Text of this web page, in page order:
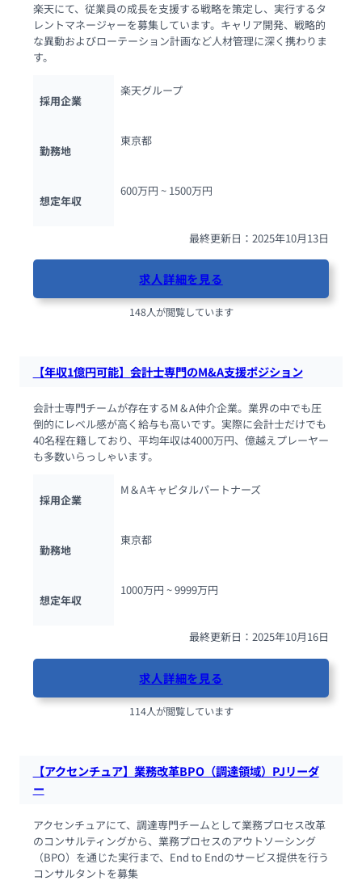
楽天にて、従業員の成長を支援する戦略を策定し、実行するタ
レントマネージャーを募集しています。キャリア開発、戦略的
な異動およびローテーション計画など人材管理に深く携わりま
す。
採用企業
楽天グループ
勤務地
東京都
想定年収
600万円 ~ 1500万円
最終更新日：2025年10月13日
求人詳細を見る
148人が閲覧しています
【年収1億円可能】会計士専門のM&A支援ポジション
会計士専門チームが存在するM＆A仲介企業。業界の中でも圧
倒的にレベル感が高く給与も高いです。実際に会計士だけでも
40名程在籍しており、平均年収は4000万円、億越えプレーヤー
も多数いらっしゃいます。
採用企業
M＆Aキャピタルパートナーズ
勤務地
東京都
想定年収
1000万円 ~ 9999万円
最終更新日：2025年10月16日
求人詳細を見る
114人が閲覧しています
【アクセンチュア】業務改革BPO（調達領域）PJリーダ
ー
アクセンチュアにて、調達専門チームとして業務プロセス改革
のコンサルティングから、業務プロセスのアウトソーシング
（BPO）を通じた実行まで、End to Endのサービス提供を行う
コンサルタントを募集